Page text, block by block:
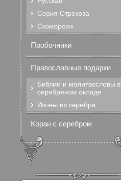
Серия Стрекоза
Скоморохи
Пробочники
Православные подарки
Библии и молитвословы в
серебряном окладе
Иконы из серебра
Коран с серебром